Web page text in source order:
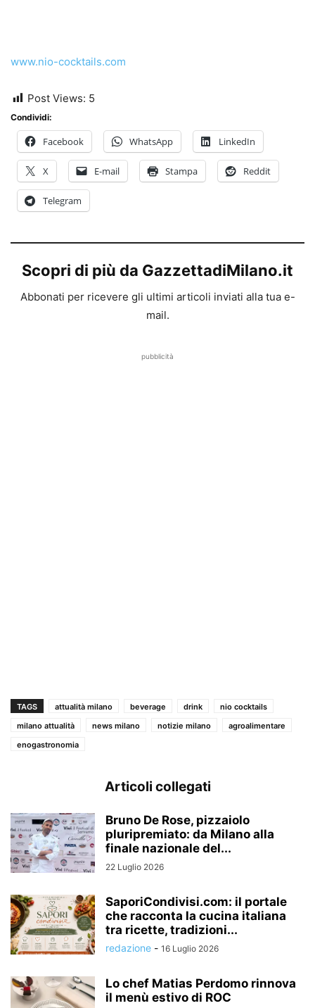
www.nio-cocktails.com
Post Views: 5
Condividi:
Facebook WhatsApp LinkedIn
X E-mail Stampa Reddit
Telegram
Scopri di più da GazzettadiMilano.it
Abbonati per ricevere gli ultimi articoli inviati alla tua e-
mail.
pubblicità
TAGS attualità milano beverage drink
nio cocktails
milano attualità
news milano notizie milano
agroalimentare
enogastronomia
Articoli collegati
Bruno De Rose, pizzaiolo
pluripremiato: da Milano alla
finale nazionale del...
22 Luglio 2026
SaporiCondivisi.com: il portale
che racconta la cucina italiana
tra ricette, tradizioni...
redazione - 16 Luglio 2026
Lo chef Matias Perdomo rinnova
il menù estivo di ROC